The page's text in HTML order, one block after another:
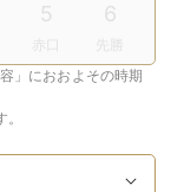
5 6
」におおよその時期